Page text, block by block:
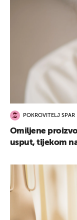
POKROVITELJ SPAR
Omiljene
usput, tijekom